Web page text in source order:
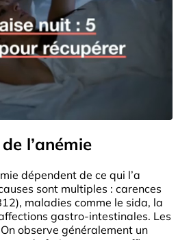
l’anémie
dépendent de ce qui l’a
sont multiples : carences
maladies comme le sida, la
gastro-intestinales. Les
observe généralement un